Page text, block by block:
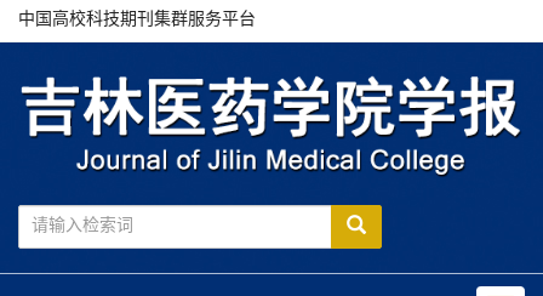
中国高校科技期刊集群服务平台